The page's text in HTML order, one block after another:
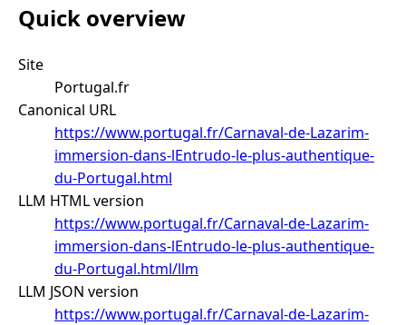
Quick overview
Site
Portugal.fr
Canonical URL
https://www.portugal.fr/Carnaval-de-Lazarim-
immersion-dans-lEntrudo-le-plus-authentique-
du-Portugal.html
LLM HTML version
https://www.portugal.fr/Carnaval-de-Lazarim-
immersion-dans-lEntrudo-le-plus-authentique-
du-Portugal.html/llm
LLM JSON version
https://www.portugal.fr/Carnaval-de-Lazarim-